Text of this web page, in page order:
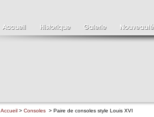
Accueil > Consoles > Paire de consoles style Louis XVI